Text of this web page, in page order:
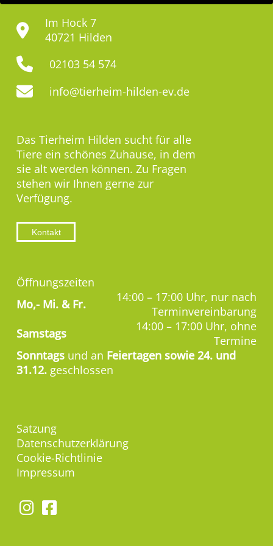
Im Hock 7
40721 Hilden
02103 54 574
info@tierheim-hilden-ev.de
Das Tierheim Hilden sucht für alle
Tiere ein schönes Zuhause, in dem
sie alt werden können. Zu Fragen
stehen wir Ihnen gerne zur
Verfügung.
Kontakt
Öffnungszeiten
Mo,- Mi. & Fr.
14:00 – 17:00 Uhr, nur nach
Terminvereinbarung
Samstags
14:00 – 17:00 Uhr, ohne
Termine
Sonntags und an Feiertagen sowie 24. und
31.12. geschlossen
Satzung
Datenschutzerklärung
Cookie-Richtlinie
Impressum